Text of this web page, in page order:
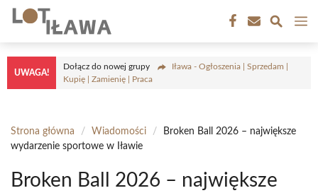
Przejdź
treści
UWAGA!
Dołącz do nowej grupy
Iława - Ogłoszenia | Sprzedam |
Kupię | Zamienię | Praca
Strona główna / Wiadomości /
Broken Ball 2026 – największe
wydarzenie sportowe w Iławie
Broken Ball 2026 – największe